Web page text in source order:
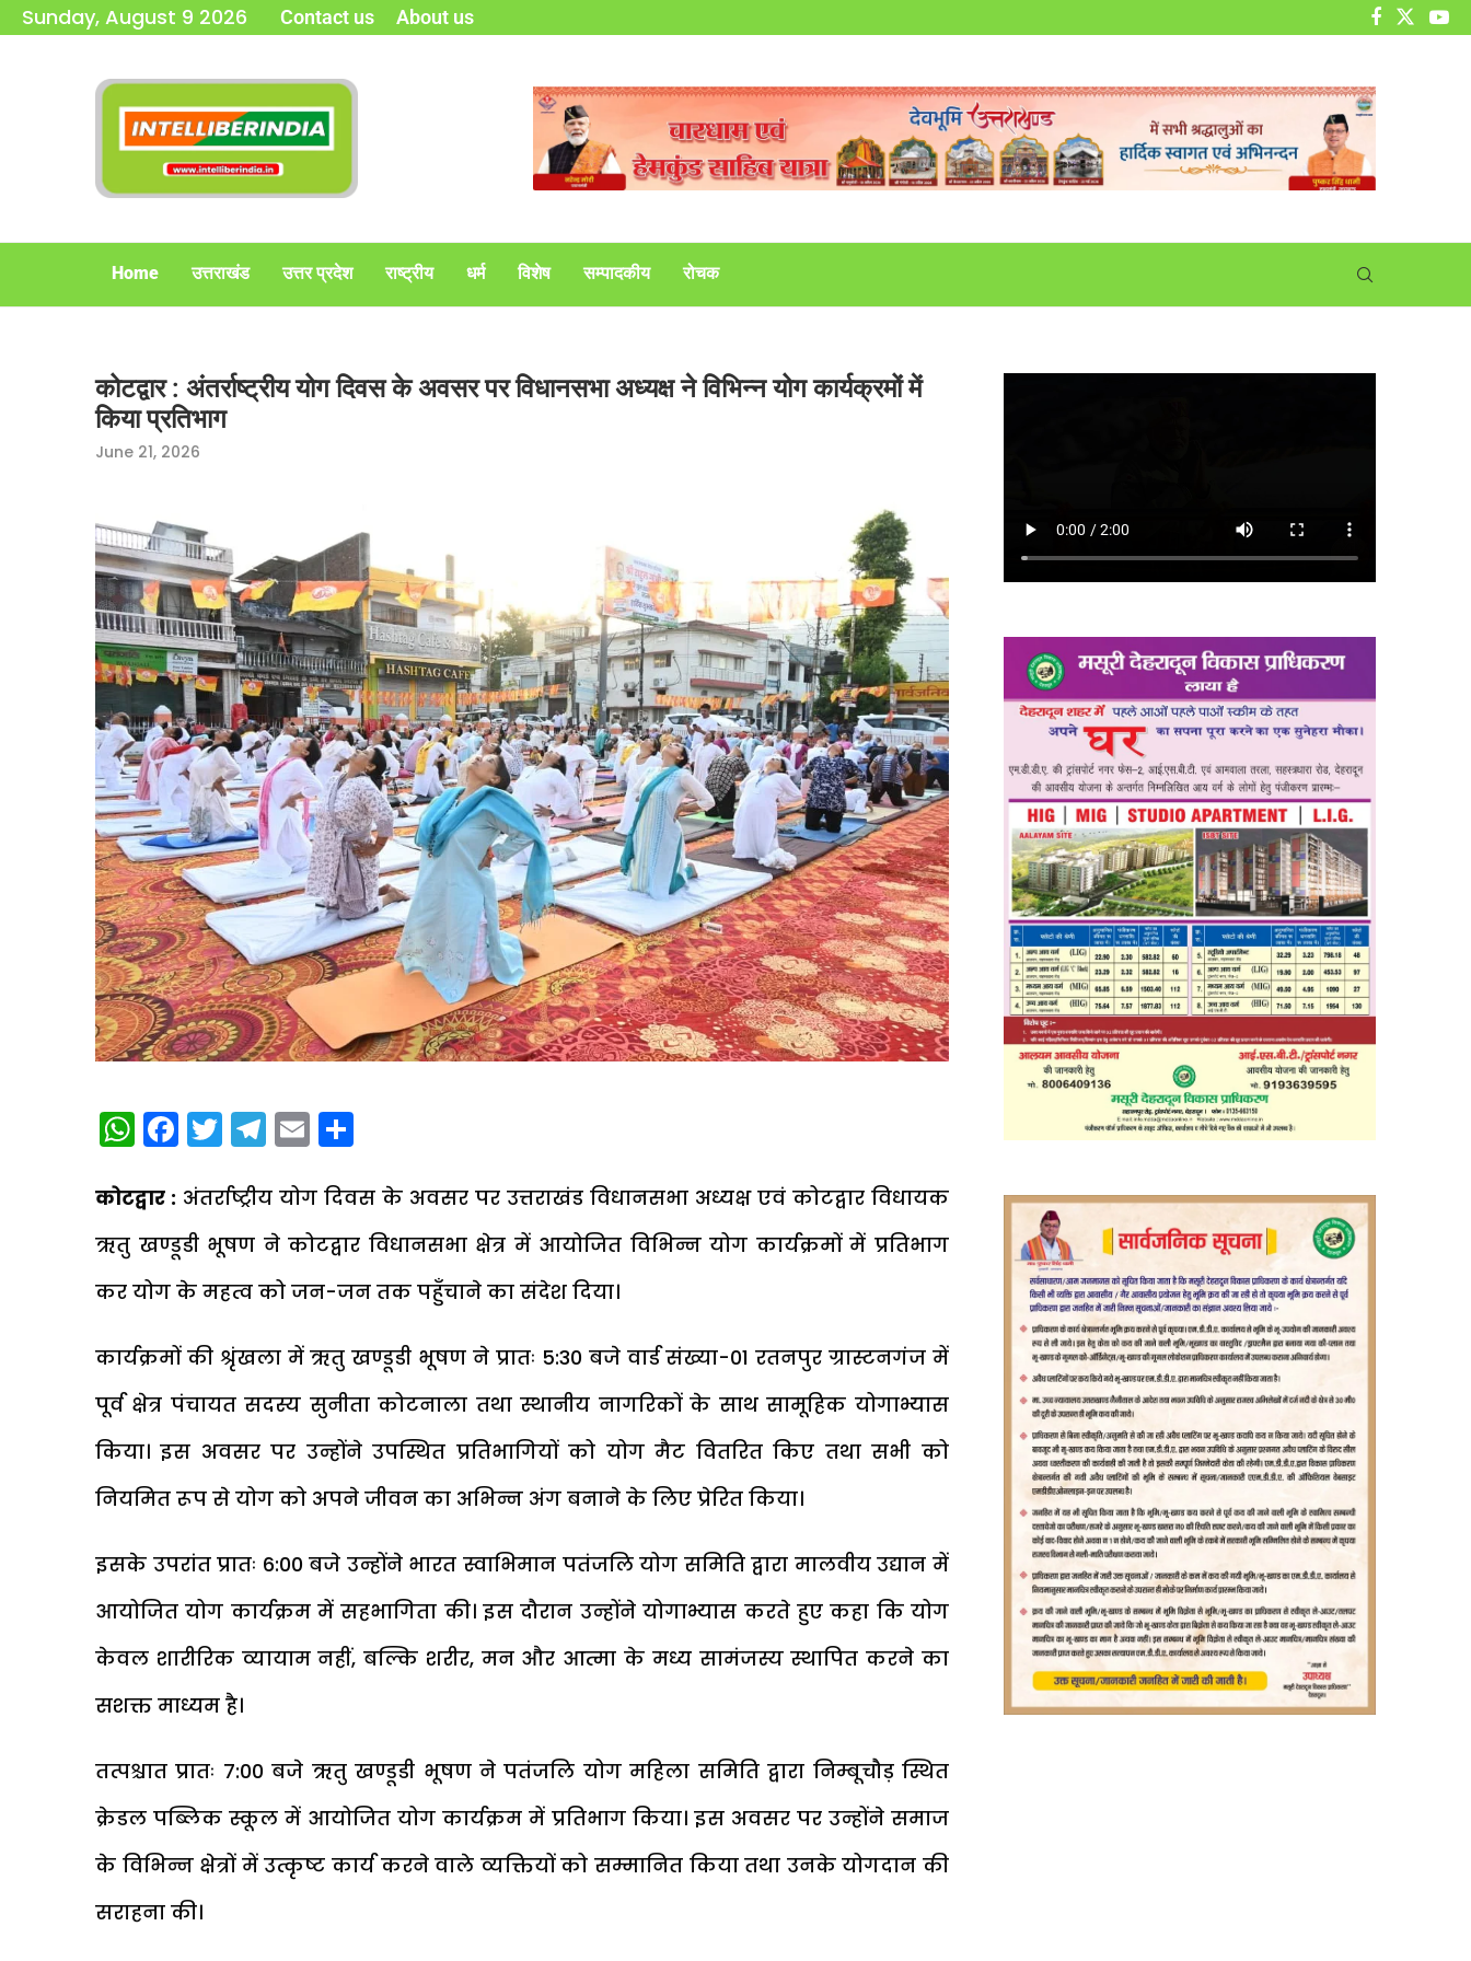
Sunday, August 9 2026 Contact us About us
Home उत्तराखंड उत्तर प्रदेश राष्ट्रीय धर्म विशेष सम्पादकीय रोचक
कोटद्वार : अंतर्राष्ट्रीय योग दिवस के अवसर पर विधानसभा अध्यक्ष ने विभिन्न योग कार्यक्रमों में
किया प्रतिभाग
June 21, 2026
WhatsApp
Facebook
Twitter
Telegram
Email
कोटद्वार : अंतर्राष्ट्रीय योग दिवस के अवसर पर उत्तराखंड विधानसभा अध्यक्ष एवं कोटद्वार विधायक
ऋतु खण्डूडी भूषण ने कोटद्वार विधानसभा क्षेत्र में आयोजित विभिन्न योग कार्यक्रमों में प्रतिभाग
कर योग के महत्व को जन-जन तक पहुँचाने का संदेश दिया।
कार्यक्रमों की श्रृंखला में ऋतु खण्डूडी भूषण ने प्रातः 5:30 बजे वार्ड संख्या-01 रतनपुर ग्रास्टनगंज में
पूर्व क्षेत्र पंचायत सदस्य सुनीता कोटनाला तथा स्थानीय नागरिकों के साथ सामूहिक योगाभ्यास
किया। इस अवसर पर उन्होंने उपस्थित प्रतिभागियों को योग मैट वितरित किए तथा सभी को
नियमित रूप से योग को अपने जीवन का अभिन्न अंग बनाने के लिए प्रेरित किया।
इसके उपरांत प्रातः 6:00 बजे उन्होंने भारत स्वाभिमान पतंजलि योग समिति द्वारा मालवीय उद्यान में
आयोजित योग कार्यक्रम में सहभागिता की। इस दौरान उन्होंने योगाभ्यास करते हुए कहा कि योग
केवल शारीरिक व्यायाम नहीं, बल्कि शरीर, मन और आत्मा के मध्य सामंजस्य स्थापित करने का
सशक्त माध्यम है।
तत्पश्चात प्रातः 7:00 बजे ऋतु खण्डूडी भूषण ने पतंजलि योग महिला समिति द्वारा निम्बूचौड़ स्थित
क्रेडल पब्लिक स्कूल में आयोजित योग कार्यक्रम में प्रतिभाग किया। इस अवसर पर उन्होंने समाज
के विभिन्न क्षेत्रों में उत्कृष्ट कार्य करने वाले व्यक्तियों को सम्मानित किया तथा उनके योगदान की
सराहना की।